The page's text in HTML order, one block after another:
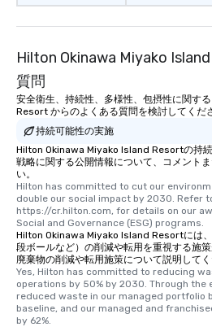
Hilton Okinawa Miyako
質問
安全衛生、持続性、多様性、包摂性に関す
Resort からのよくある質問を検討してくだ
持続可能性の実施
Hilton Okinawa Miyako Island Resortの持
戦略に関する公開情報について、コメント
い。
Hilton has committed to cut our
double our social impact by 2030. Refer
https://cr.hilton.com, for details on our
Social and Governance (ESG) programs.
Hilton Okinawa Miyako Island Resortには、
段ボールなど）の削減や転用を重視する施
廃棄物の削減や転用施策について説明してく
Yes, Hilton has committed to reducing
operations by 50% by 2030. Through the
reduced waste in our managed portfolio
baseline, and our managed and
by 62%.